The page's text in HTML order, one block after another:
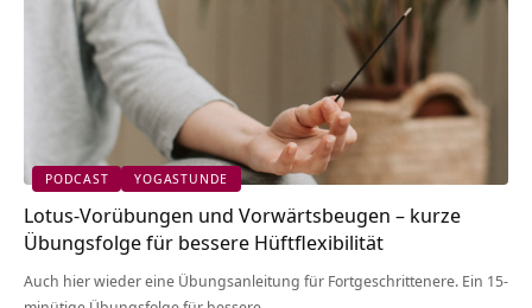
PODCAST YOGASTUNDE
Lotus-Vorübungen und Vorwärtsbeugen – kurze
Übungsfolge für bessere Hüftflexibilität
Auch hier wieder eine Übungsanleitung für Fortgeschrittenere. Ein 15-